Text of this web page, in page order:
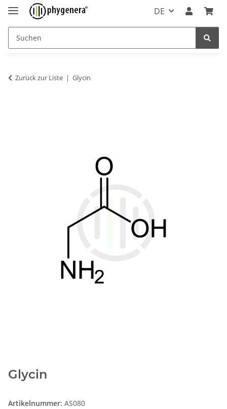
DE
Zurück zur Liste Glycin
Glycin
Artikelnummer: AS080